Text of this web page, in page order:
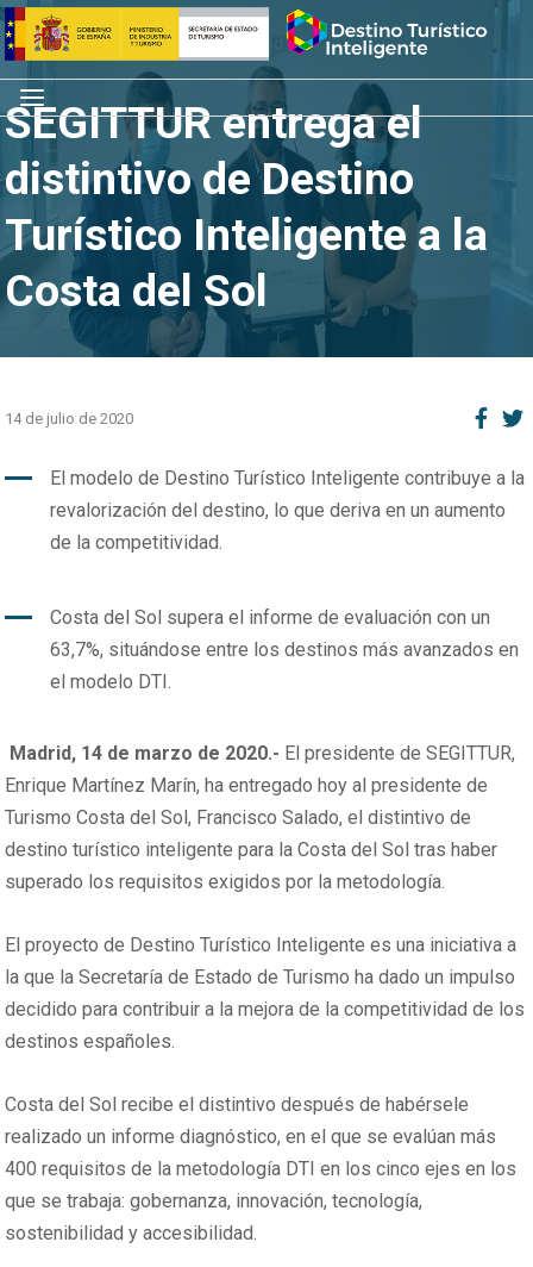
Saltar
al
contenido
Inicio
Menú
SEGITTUR entrega el
distintivo de Destino
Turístico Inteligente a la
Costa del Sol
14 de julio de 2020
El modelo de Destino Turístico Inteligente contribuye a la
revalorización del destino, lo que deriva en un aumento
de la competitividad.
Costa del Sol supera el informe de evaluación con un
63,7%, situándose entre los destinos más avanzados en
el modelo DTI.
Madrid, 14 de marzo de 2020.- El presidente de SEGITTUR,
Enrique Martínez Marín, ha entregado hoy al presidente de
Turismo Costa del Sol, Francisco Salado, el distintivo de
destino turístico inteligente para la Costa del Sol tras haber
superado los requisitos exigidos por la metodología.
El proyecto de Destino Turístico Inteligente es una iniciativa a
la que la Secretaría de Estado de Turismo ha dado un impulso
decidido para contribuir a la mejora de la competitividad de los
destinos españoles.
Costa del Sol recibe el distintivo después de habérsele
realizado un informe diagnóstico, en el que se evalúan más
400 requisitos de la metodología DTI en los cinco ejes en los
que se trabaja: gobernanza, innovación, tecnología,
sostenibilidad y accesibilidad.